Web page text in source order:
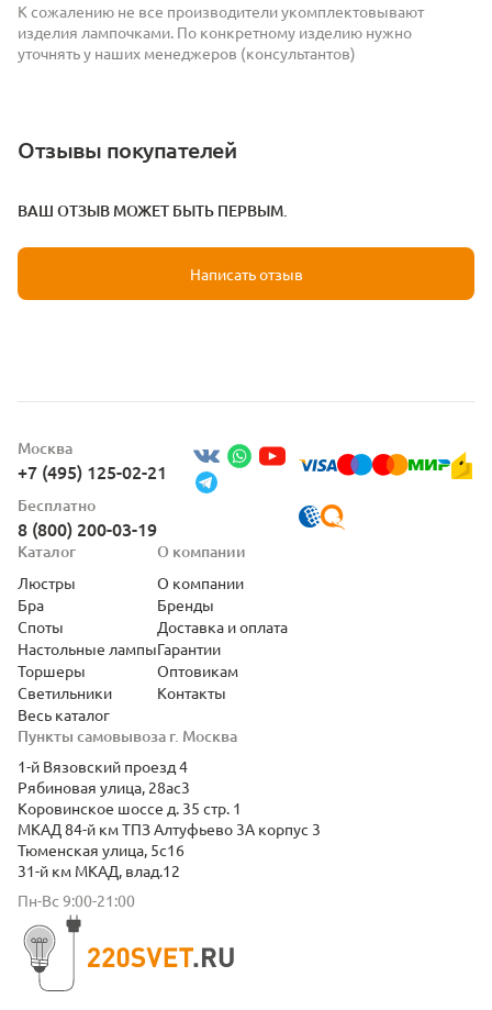
К сожалению не все производители укомплектовывают
изделия лампочками. По конкретному изделию нужно
уточнять у наших менеджеров (консультантов)
Отзывы покупателей
ВАШ ОТЗЫВ МОЖЕТ БЫТЬ ПЕРВЫМ.
Написать отзыв
Москва
+7 (495) 125-02-21
Бесплатно
8 (800) 200-03-19
Пункты самовывоза г. Москва
1-й Вязовский проезд 4
Рябиновая улица, 28ас3
Коровинское шоссе д. 35 стр. 1
МКАД 84-й км ТПЗ Алтуфьево 3А корпус 3
Тюменская улица, 5с16
31-й км МКАД, влад.12
Пн-Вс 9:00-21:00
Каталог
Люстры
Бра
Споты
Настольные лампы
Торшеры
Светильники
Весь каталог
О компании
О компании
Бренды
Доставка и оплата
Гарантии
Оптовикам
Контакты